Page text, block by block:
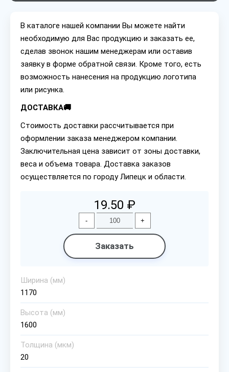
В каталоге нашей компании Вы можете найти
необходимую для Вас продукцию и заказать ее,
сделав звонок нашим менеджерам или оставив
заявку в форме обратной связи. Кроме того, есть
возможность нанесения на продукцию логотипа
или рисунка.
ДОСТАВКА🚚
Стоимость доставки рассчитывается при
оформлении заказа менеджером компании.
Заключительная цена зависит от зоны доставки,
веса и объема товара. Доставка заказов
осуществляется по городу Липецк и области.
19.50 ₽
- +
Заказать
Ширина (мм)
1170
Высота (мм)
1600
Толщина (мкм)
20